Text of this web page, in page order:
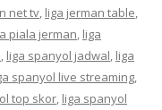
net tv, liga jerman table,
piala jerman, liga
, liga spanyol jadwal, liga
spanyol live streaming,
top skor, liga spanyol